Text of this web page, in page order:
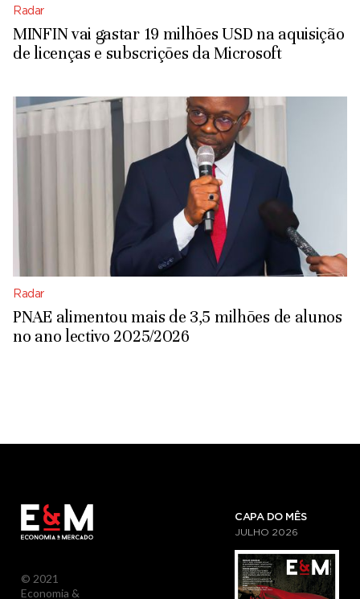
Radar
MINFIN vai gastar 19 milhões USD na aquisição
de licenças e subscrições da Microsoft
Radar
PNAE alimentou mais de 3,5 milhões de alunos
no ano lectivo 2025/2026
© 2021
Economia &
CAPA DO MÊS
JULHO 2026